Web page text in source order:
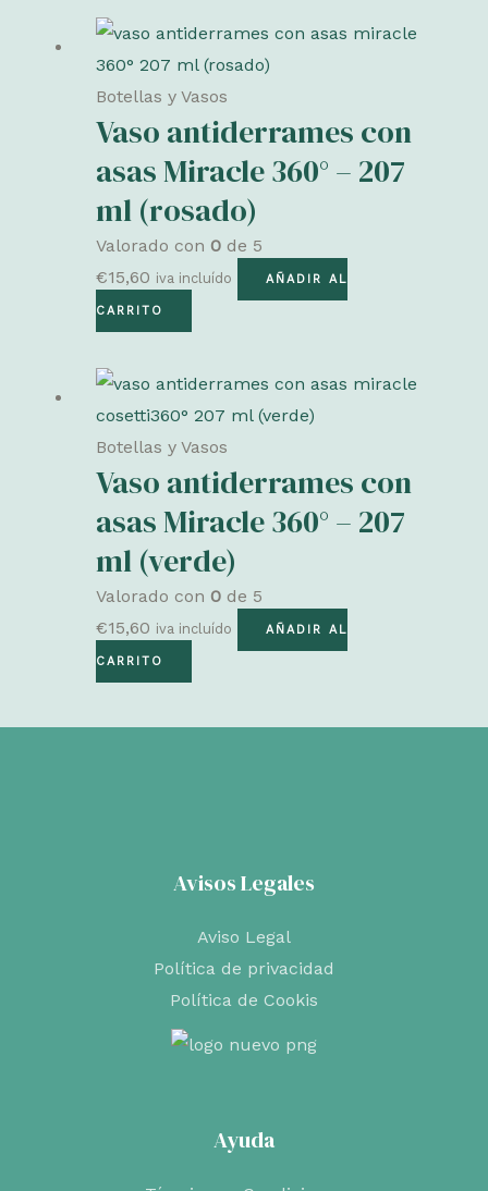
Botellas y Vasos
Vaso antiderrames con
asas Miracle 360° – 207
ml (rosado)
Valorado con 0 de 5
€15,60 iva incluído AÑADIR AL
CARRITO
Botellas y Vasos
Vaso antiderrames con
asas Miracle 360° – 207
ml (verde)
Valorado con 0 de 5
€15,60 iva incluído AÑADIR AL
CARRITO
Avisos Legales
Aviso Legal
Política de privacidad
Política de Cookis
Ayuda